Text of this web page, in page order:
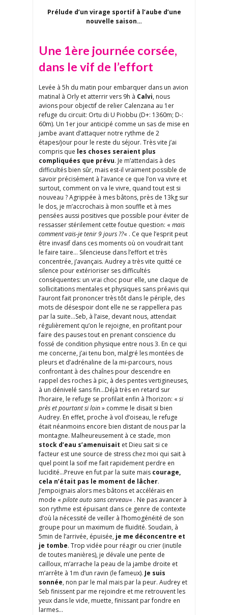
Prélude d’un virage sportif à l’aube d’une
nouvelle saison…
Une 1ère journée corsée,
dans le vif de l’effort
Levée à 5h du matin pour embarquer dans un avion
matinal à Orly et atterrir vers 9h à Calvi, nous
avions pour objectif de relier Calenzana au 1er
refuge du circuit: Ortu di U Piobbu (D+: 1360m; D-:
60m). Un 1er jour anticipé comme un sas de mise en
jambe avant d’attaquer notre rythme de 2
étapes/jour pour le reste du séjour. Très vite j’ai
compris que les choses seraient plus
compliquées que prévu. Je m’attendais à des
difficultés bien sûr, mais est-il vraiment possible de
savoir précisément à l’avance ce que l’on va vivre et
surtout, comment on va le vivre, quand tout est si
nouveau ? Agrippée à mes bâtons, près de 13kg sur
le dos, je m’accrochais à mon souffle et à mes
pensées aussi positives que possible pour éviter de
ressasser stérilement cette foutue question: « mais
comment vais-je tenir 9 jours ??« . Ce que l’esprit peut
être invasif dans ces moments où on voudrait tant
le faire taire… Silencieuse dans l’effort et très
concentrée, j’avançais. Audrey a très vite quitté ce
silence pour extérioriser ses difficultés
conséquentes: un vrai choc pour elle, une claque de
sollicitations mentales et physiques sans préavis qui
l’auront fait prononcer très tôt dans le périple, des
mots de désespoir dont elle ne se rappellera pas
par la suite…Seb, à l’aise, devant nous, attendait
régulièrement qu’on le rejoigne, en profitant pour
faire des pauses tout en prenant conscience du
fossé de condition physique entre nous 3. En ce qui
me concerne, j’ai tenu bon, malgré les montées de
pleurs et d’adrénaline de la mi-parcours, nous
confrontant à des chaînes pour descendre en
rappel des roches à pic, à des pentes vertigineuses,
à un dénivelé sans fin…Déjà très en retard sur
l’horaire, le refuge se profilait enfin à l’horizon: « si
près et pourtant si loin» comme le disait si bien
Audrey. En effet, proche à vol d’oiseau, le refuge
était néanmoins encore bien distant de nous par la
montagne. Malheureusement à ce stade, mon
stock d’eau s’amenuisait et Dieu sait si ce
facteur est une source de stress chez moi qui sait à
quel point la soif me fait rapidement perdre en
lucidité…Preuve en fut par la suite mais courage,
cela n’était pas le moment de lâcher.
J’empoignais alors mes bâtons et accélérais en
mode « pilote auto sans cerveau« . Ne pas avancer à
son rythme est épuisant dans ce genre de contexte
d’où la nécessité de veiller à l’homogénéité de son
groupe pour un maximum de fluidité. Soudain, à
5min de l’arrivée, épuisée, je me déconcentre et
je tombe. Trop vidée pour réagir ou crier (inutile
de toutes manières), je dévale une pente de
cailloux, m’arrache la peau de la jambe droite et
m’arrête à 1m d’un ravin (le fameux). Je suis
sonnée, non par le mal mais par la peur. Audrey et
Seb finissent par me rejoindre et me retrouvent les
yeux dans le vide, muette, finissant par fondre en
larmes…